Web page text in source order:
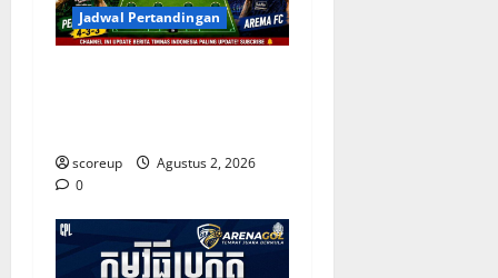
Jadwal Pertandingan
scoreup
Agustus 2, 2026
0